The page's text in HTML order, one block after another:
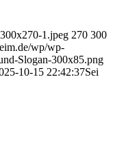
1.jpeg 270 300
wp/wp-
Slogan-300x85.png
10-15 22:42:37Sei